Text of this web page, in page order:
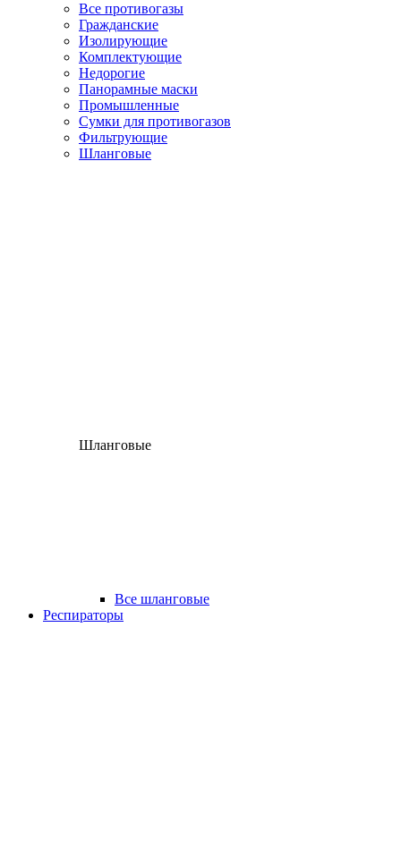
Все противогазы
Гражданские
Изолирующие
Комплектующие
Недорогие
Панорамные маски
Промышленные
Сумки для противогазов
Фильтрующие
Шланговые
Шланговые
Все шланговые
Респираторы